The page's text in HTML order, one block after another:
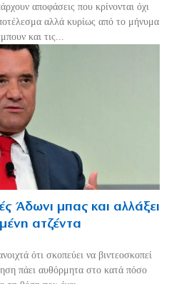
αποφάσεις που κρίνονται όχι
αλλά κυρίως από το μήνυμα
και τις...
Άδωνι μπας και αλλάξει
ατζέντα
ότι σκοπεύει να βιντεοσκοπεί
πάει αυθόρμητα στο κατά πόσο